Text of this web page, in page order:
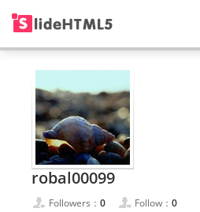
robal00099
Followers： 0 Follow： 0